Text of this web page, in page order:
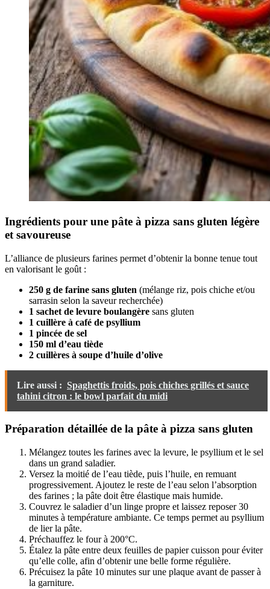
Ingrédients pour une pâte à pizza sans gluten légère
et savoureuse
L’alliance de plusieurs farines permet d’obtenir la bonne tenue tout
en valorisant le goût :
250 g de farine sans gluten (mélange riz, pois chiche et/ou
sarrasin selon la saveur recherchée)
1 sachet de levure boulangère sans gluten
1 cuillère à café de psyllium
1 pincée de sel
150 ml d’eau tiède
2 cuillères à soupe d’huile d’olive
Lire aussi : Spaghettis froids, pois chiches grillés et sauce
tahini citron : le bowl parfait du midi
Préparation détaillée de la pâte à pizza sans gluten
Mélangez toutes les farines avec la levure, le psyllium et le sel
dans un grand saladier.
Versez la moitié de l’eau tiède, puis l’huile, en remuant
progressivement. Ajoutez le reste de l’eau selon l’absorption
des farines ; la pâte doit être élastique mais humide.
Couvrez le saladier d’un linge propre et laissez reposer 30
minutes à température ambiante. Ce temps permet au psyllium
de lier la pâte.
Préchauffez le four à 200°C.
Étalez la pâte entre deux feuilles de papier cuisson pour éviter
qu’elle colle, afin d’obtenir une belle forme régulière.
Précuisez la pâte 10 minutes sur une plaque avant de passer à
la garniture.